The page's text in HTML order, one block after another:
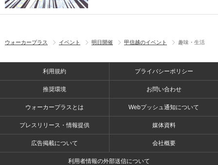
ウォーカープラス イベント 明日開催 甲信越のイベント 趣味・生活
利用規約 プライバシーポリシー
推奨環境 お問い合わせ
ウォーカープラスとは Webプッシュ通知について
プレスリリース・情報提供 媒体資料
広告掲載について 会社概要
利用者情報の外部送信について